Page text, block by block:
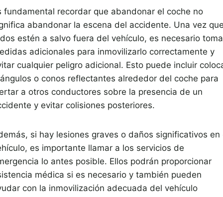
fundamental recordar que abandonar el coche no
abandonar la escena del accidente. Una vez
estén a salvo fuera del vehículo, es necesario
adicionales para inmovilizarlo correctamente y
cualquier peligro adicional. Esto puede incluir
o conos reflectantes alrededor del coche para
a otros conductores sobre la presencia de un
y evitar colisiones posteriores.
si hay lesiones graves o daños significativos en
es importante llamar a los servicios de
lo antes posible. Ellos podrán proporcionar
médica si es necesario y también pueden
con la inmovilización adecuada del vehículo